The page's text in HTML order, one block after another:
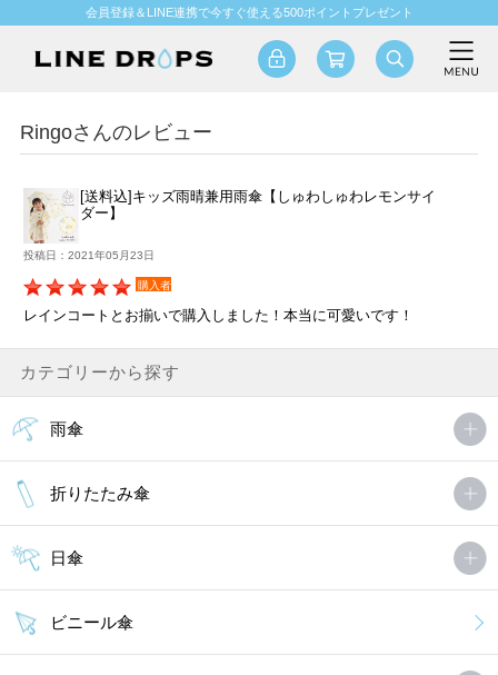
会員登録＆LINE連携で今すぐ使える500ポイントプレゼント
Ringoさんのレビュー
[送料込]キッズ雨晴兼用雨傘【しゅわしゅわレモンサイ
ダー】
投稿日：2021年05月23日
購入者
レインコートとお揃いで購入しました！本当に可愛いです！
カテゴリーから探す
雨傘
折りたたみ傘
日傘
ビニール傘